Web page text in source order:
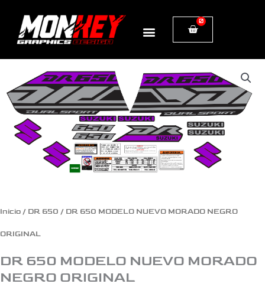
0
Cart
Inicio / DR 650 / DR 650 MODELO NUEVO MORADO NEGRO
ORIGINAL
DR 650 MODELO NUEVO MORADO
NEGRO ORIGINAL
650
MODELO
NUEVO